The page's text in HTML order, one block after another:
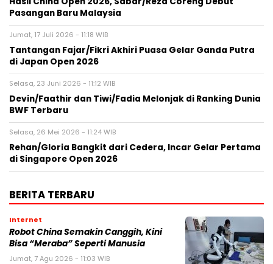
Pasangan Baru Malaysia
Jumat, 17 Juli 2026 - 11:18 WIB
Tantangan Fajar/Fikri Akhiri Puasa Gelar Ganda Putra
di Japan Open 2026
Selasa, 23 Juni 2026 - 11:12 WIB
Devin/Faathir dan Tiwi/Fadia Melonjak di Ranking Dunia
BWF Terbaru
Selasa, 26 Mei 2026 - 11:24 WIB
Rehan/Gloria Bangkit dari Cedera, Incar Gelar Pertama
di Singapore Open 2026
BERITA TERBARU
Internet
Robot China Semakin Canggih, Kini
Bisa “Meraba” Seperti Manusia
Jumat, 7 Agu 2026 - 11:03 WIB